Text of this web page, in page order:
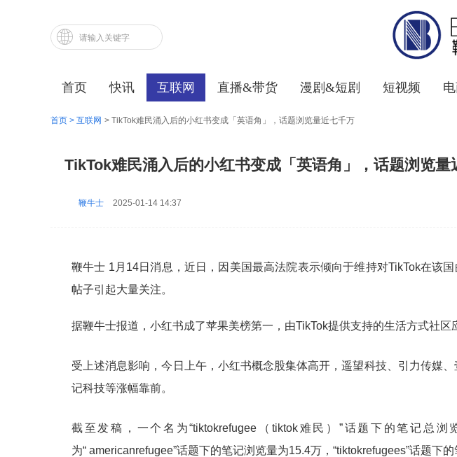
首页 快讯 互联网 直播&带货 漫剧&短剧 短视频
首页 > 互联网 > TikTok难民涌入后的小红书变成「英语角」，话题浏览量近七千万
TikTok难民涌入后的小红书变成「英语角」，话题浏览量
鞭牛士 2025-01-14 14:37
鞭牛士 1月14日消息，近日，因美国最高法院表示倾向于维持对TikTok在该
帖子引起大量关注。
据鞭牛士报道，小红书成了苹果美榜第一，由TikTok提供支持的生活方式社区
受上述消息影响，今日上午， 小红书概念股集体高开，遥望科技、引力传媒
记科技等涨幅靠前。
截至发稿，一个名为“tiktokrefugee（tiktok难民）”话题下的笔记总浏
为“ americanrefugee”话题下的笔记浏览量为15.4万，“tiktokrefugees”话题下的